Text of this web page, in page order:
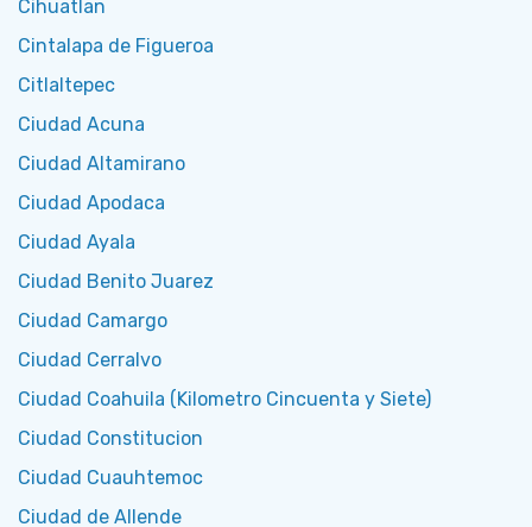
Cihuatlan
Cintalapa de Figueroa
Citlaltepec
Ciudad Acuna
Ciudad Altamirano
Ciudad Apodaca
Ciudad Ayala
Ciudad Benito Juarez
Ciudad Camargo
Ciudad Cerralvo
Ciudad Coahuila (Kilometro Cincuenta y Siete)
Ciudad Constitucion
Ciudad Cuauhtemoc
Ciudad de Allende